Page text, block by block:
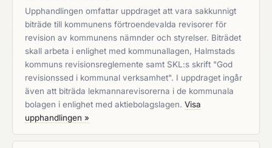
Upphandlingen omfattar uppdraget att vara sakkunnigt
biträde till kommunens förtroendevalda revisorer för
revision av kommunens nämnder och styrelser. Biträdet
skall arbeta i enlighet med kommunallagen, Halmstads
kommuns revisionsreglemente samt SKL:s skrift "God
revisionssed i kommunal verksamhet". I uppdraget ingår
även att biträda lekmannarevisorerna i de kommunala
bolagen i enlighet med aktiebolagslagen. Visa
upphandlingen »